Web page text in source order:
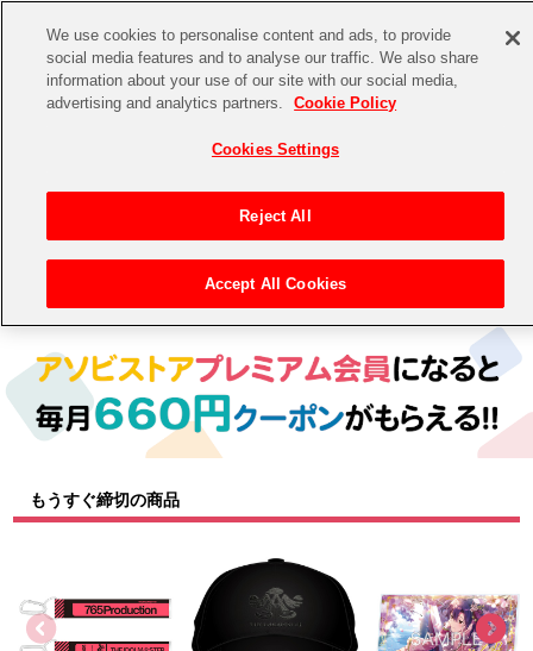
CHANNEL STORE EVENT
ゲーム 電子書籍
EVENT
ASOBI STAGE
その他先行受付
アイドルマスターシリーズ
アイドルマスター
アイドルマスター ミリオンライブ！
アイドルマスター SideM
学園アイドルマスター
プロジェクトアイマス ヴイアライヴ
テイルズ オブ シリーズ
イベントグッズ
トイ・ホビー
アイドルマスター シリーズ> アイドルマスター
もうすぐ締切の商品
We use cookies to personalise content and ads, to provide
social media features and to analyse our traffic. We also share
information about your use of our site with our social media,
advertising and analytics partners.
Cookie Policy
Cookies Settings
Reject All
Accept All Cookies